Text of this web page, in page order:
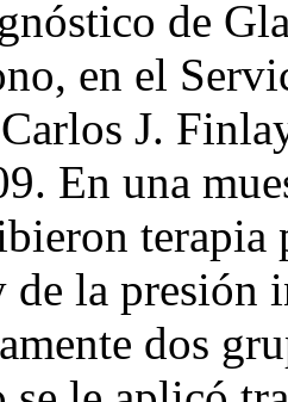
de
en el
J.
En una
terapia
de la presión
dos